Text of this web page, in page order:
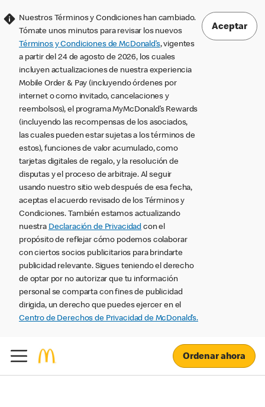
Nuestros Términos y Condiciones han cambiado.
Tómate unos minutos para revisar los nuevos
Términos y Condiciones de McDonald’s, vigentes
a partir del 24 de agosto de 2026, los cuales
incluyen actualizaciones de nuestra experiencia
Mobile Order & Pay (incluyendo órdenes por
internet o como invitado, cancelaciones y
reembolsos), el programa MyMcDonald’s Rewards
(incluyendo las recompensas de los asociados,
las cuales pueden estar sujetas a los términos de
estos), funciones de valor acumulado, como
tarjetas digitales de regalo, y la resolución de
disputas y el proceso de arbitraje. Al seguir
usando nuestro sitio web después de esa fecha,
aceptas el acuerdo revisado de los Términos y
Condiciones. También estamos actualizando
nuestra Declaración de Privacidad con el
propósito de reflejar cómo podemos colaborar
con ciertos socios publicitarios para brindarte
publicidad relevante. Sigues teniendo el derecho
de optar por no autorizar que tu información
personal se comparta con fines de publicidad
dirigida, un derecho que puedes ejercer en el
Centro de Derechos de Privacidad de McDonald’s.
Aceptar
Ordenar ahora